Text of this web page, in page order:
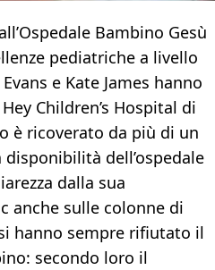
Bambino Gesù
pediatriche a livello
e Kate James hanno
Children’s Hospital di
è ricoverato da più di un
dell’ospedale
dalla sua
anche sulle colonne di
hanno sempre rifiutato il
secondo loro il